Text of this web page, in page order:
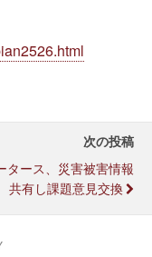
次の投稿
タース、災害被害情報
共有し課題意見交換